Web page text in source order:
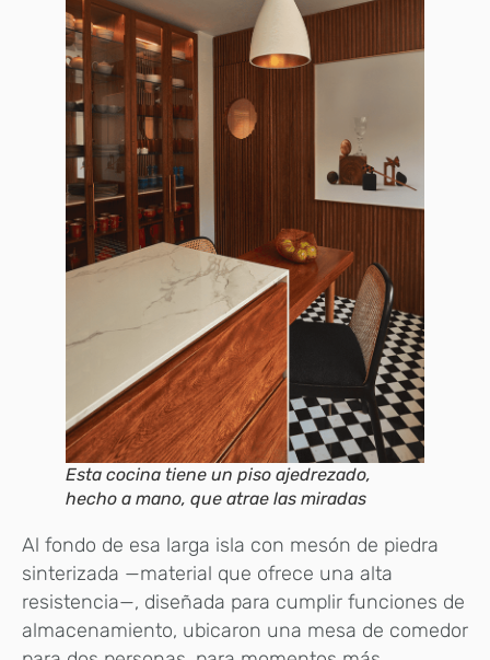
Esta cocina tiene un piso ajedrezado,
hecho a mano, que atrae las miradas
Al fondo de esa larga isla con mesón de piedra
sinterizada —material que ofrece una alta
resistencia—, diseñada para cumplir funciones de
almacenamiento, ubicaron una mesa de comedor